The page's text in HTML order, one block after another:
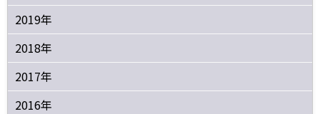
2019年
2018年
2017年
2016年